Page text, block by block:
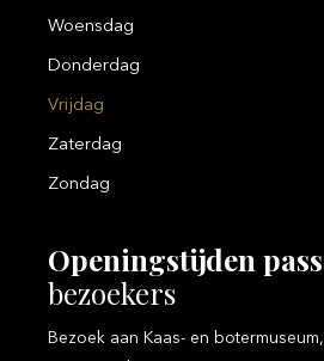
Woensdag
Donderdag
Vrijdag
Zaterdag
Zondag
Openingstijden
bezoekers
Bezoek aan Kaas- en